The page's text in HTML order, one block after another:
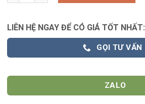
LIÊN HỆ NGAY ĐỂ CÓ GIÁ TỐT NHẤT:
GỌI TƯ VẤN
ZALO